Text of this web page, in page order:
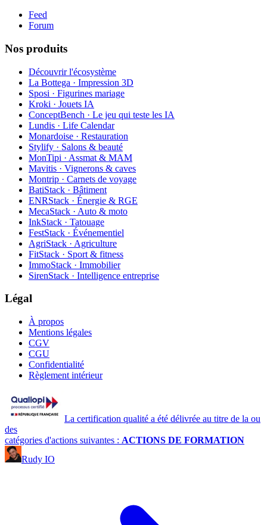
Feed
Forum
Nos produits
Découvrir l'écosystème
La Bottega · Impression 3D
Sposi · Figurines mariage
Kroki · Jouets IA
ConceptBench · Le jeu qui teste les IA
Lundis · Life Calendar
Monardoise · Restauration
Stylify · Salons & beauté
MonTipi · Assmat & MAM
Mavitis · Vignerons & caves
Montrip · Carnets de voyage
BatiStack · Bâtiment
ENRStack · Énergie & RGE
MecaStack · Auto & moto
InkStack · Tatouage
FestStack · Événementiel
AgriStack · Agriculture
FitStack · Sport & fitness
ImmoStack · Immobilier
SirenStack · Intelligence entreprise
Légal
À propos
Mentions légales
CGV
CGU
Confidentialité
Règlement intérieur
La certification qualité a été délivrée au titre de la ou
des
catégories d'actions suivantes : ACTIONS DE FORMATION
Rudy IO